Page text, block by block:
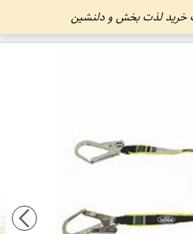
خرید لذت بخش و دلنشین